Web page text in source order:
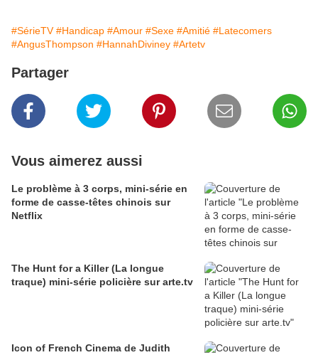
#SérieTV #Handicap #Amour #Sexe #Amitié #Latecomers
#AngusThompson #HannahDiviney #Artetv
Partager
Vous aimerez aussi
Le problème à 3 corps, mini-série en
forme de casse-têtes chinois sur
Netflix
The Hunt for a Killer (La longue
traque) mini-série policière sur arte.tv
Icon of French Cinema de Judith